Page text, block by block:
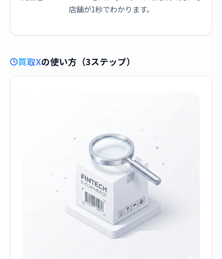
店舗が1秒でわかります。
買取Xの使い方（3ステップ）